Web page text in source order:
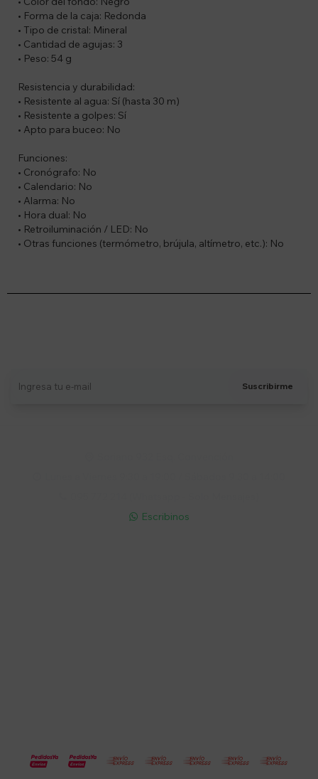
• Forma de la caja: Redonda
• Tipo de cristal: Mineral
• Cantidad de agujas: 3
• Peso: 54 g
Resistencia y durabilidad:
• Resistente al agua: Sí (hasta 30 m)
• Resistente a golpes: Sí
• Apto para buceo: No
Funciones:
• Cronógrafo: No
• Calendario: No
• Alarma: No
• Hora dual: No
• Retroiluminación / LED: No
• Otras funciones (termómetro, brújula, altímetro, etc.): No
Suscribirme
 Escribinos